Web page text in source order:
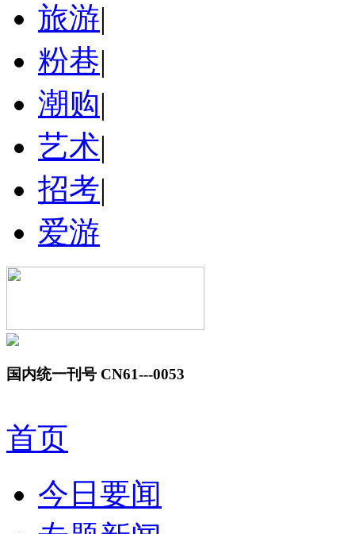
旅游|
粉巷|
潮购|
艺术|
招考|
爱游
国内统一刊号 CN61---0053
首页
今日要闻